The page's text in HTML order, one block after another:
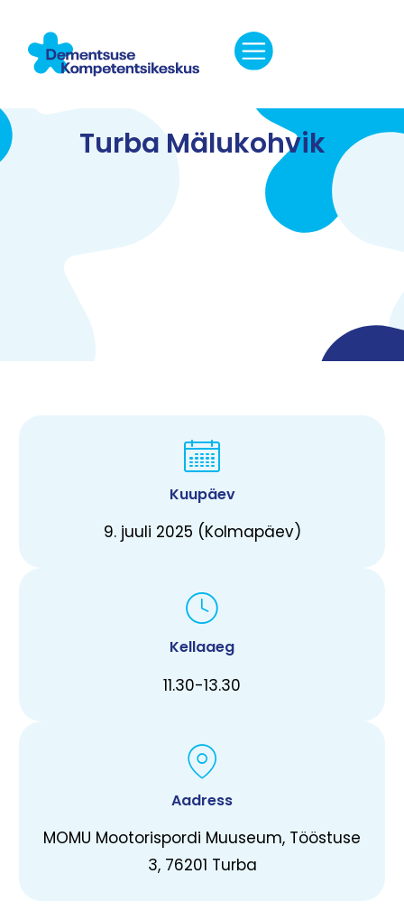
Turba Mälukohvik
Kuupäev
9. juuli 2025 (Kolmapäev)
Kellaaeg
11.30-13.30
Aadress
MOMU Mootorispordi Muuseum, Tööstuse
3, 76201 Turba